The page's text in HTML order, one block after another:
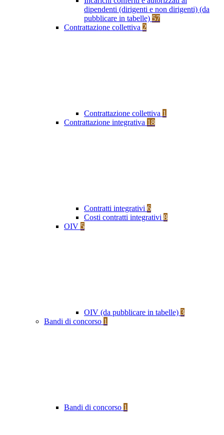
dipendenti (dirigenti e non dirigenti) (da
pubblicare in tabelle) 57
Contrattazione collettiva 2
Contrattazione collettiva 1
Contrattazione integrativa 18
Contratti integrativi 6
Costi contratti integrativi 8
OIV 5
OIV (da pubblicare in tabelle) 3
Bandi di concorso 1
Bandi di concorso 1